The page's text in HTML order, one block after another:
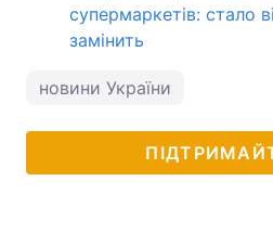
супермаркетів: стало
замінить
новини України